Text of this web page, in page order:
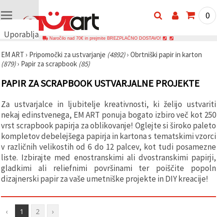
Uporabljamo
🍪
Uporabljamo
podobne
tehnologije,
zagotovimo
pravilno
delovanje
spletnega
mesta,
izboljšamo
vašo
uporabniško
izkušnjo ter
z vašim
soglasjem
promet in
prikazujemo
ustreznejše
0
Naročilo nad 70€ in prejmite BREZPLAČNO DOSTAVO!
EM ART › Pripomočki za ustvarjanje (4892)› Obrtniški papir in karton
(879)› Papir za scrapbook (85)
PAPIR ZA SCRAPBOOK USTVARJALNE PROJEKTE
Za ustvarjalce in ljubitelje kreativnosti, ki želijo ustvariti
nekaj edinstvenega, EM ART ponuja bogato izbiro več kot 250
vrst scrapbook papirja za oblikovanje! Oglejte si široko paleto
kompletov debelejšega papirja in kartona s tematskimi vzorci
v različnih velikostih od 6 do 12 palcev, kot tudi posamezne
liste. Izbirajte med enostranskimi ali dvostranskimi papirji,
gladkimi ali reliefnimi površinami ter poiščite popoln
dizajnerski papir za vaše umetniške projekte in DIY kreacije!
‹ 1 2 ›